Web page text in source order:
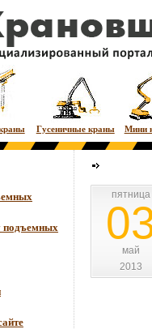
Гусеничные краны Мини
подъемных
пятница
пятница
май
май
2013
2013